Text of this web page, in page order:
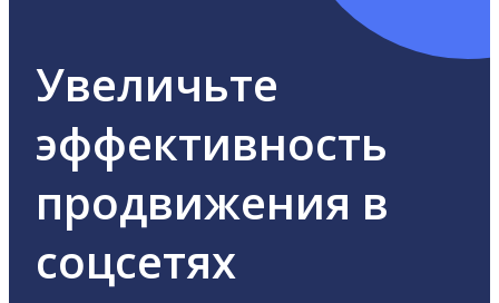
Увеличьте
эффективность
продвижения в
соцсетях